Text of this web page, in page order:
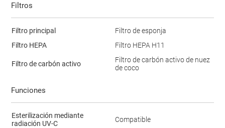
Filtros
Filtro principal
Filtro de esponja
Filtro HEPA
Filtro HEPA H11
Filtro de carbón activo
Filtro de carbón activo de nuez
de coco
Funciones
Esterilización mediante
radiación UV-C
Compatible